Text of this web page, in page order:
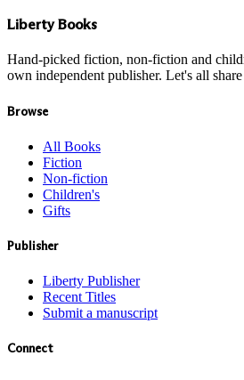
Liberty Books
Hand-picked fiction, non-fiction and
own independent publisher. Let's all
Browse
All Books
Fiction
Non-fiction
Children's
Gifts
Publisher
Liberty Publisher
Recent Titles
Submit a manuscript
Connect